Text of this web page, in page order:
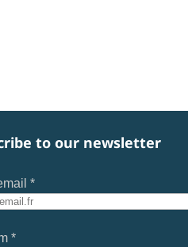
to our newsletter
*
*